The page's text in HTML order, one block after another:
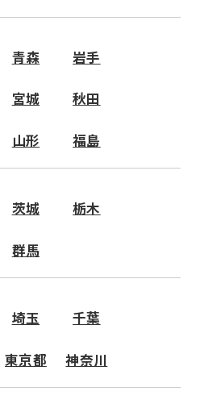
青森 岩手
宮城 秋田
山形 福島
茨城 栃木
群馬
埼玉 千葉
東京都 神奈川